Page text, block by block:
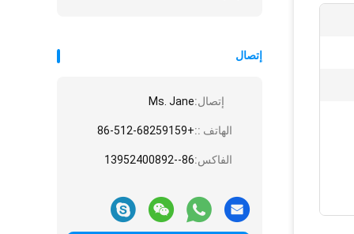
إتصال
إتصال:Ms. Jane
الهاتف ::+86-512-68259159
الفاكس:86--13952400892